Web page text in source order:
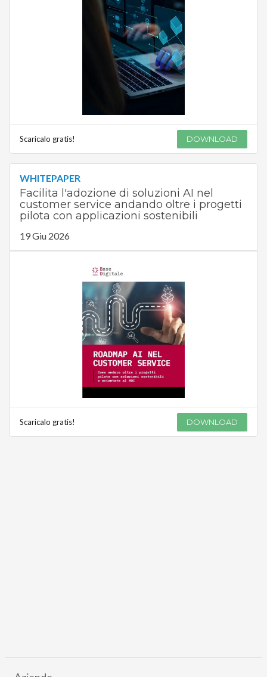
Scaricalo gratis! DOWNLOAD
WHITEPAPER
Facilita l'adozione di soluzioni AI nel
customer service andando oltre i progetti
pilota con applicazioni sostenibili
19 Giu 2026
Scaricalo gratis! DOWNLOAD